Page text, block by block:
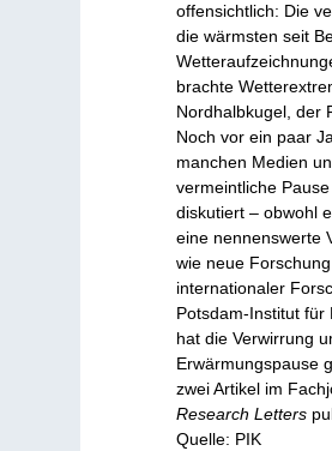
offensichtlich: Die
die wärmsten seit
brachte
Nordhalbkugel, der
Noch vor ein paar
manchen Medien
vermeintliche
diskutiert – obwohl
eine nennenswerte
wie neue
internationaler
Potsdam-Institut für
hat die Verwirrung
Erwärmungspause
zwei Artikel im
Research Letters
Quelle: PIK